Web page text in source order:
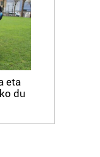
eta
du